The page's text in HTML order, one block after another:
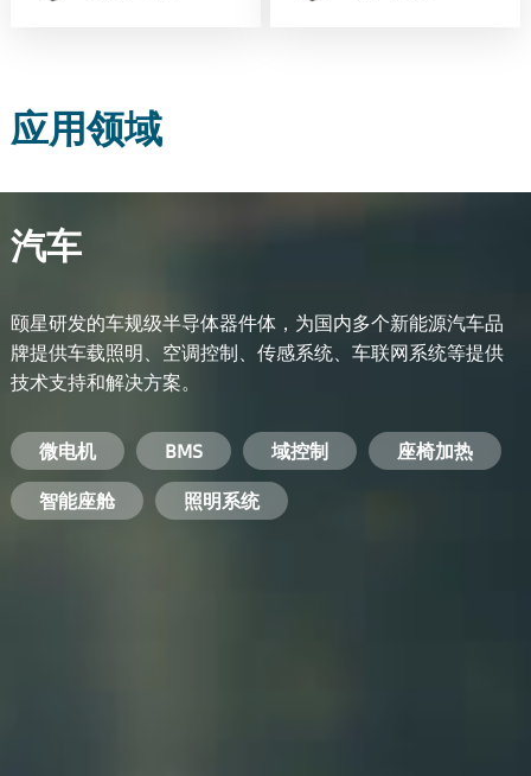
应用领域
汽车
颐星研发的车规级半导体器件体，为国内多个新能源汽车品
牌提供车载照明、空调控制、传感系统、车联网系统等提供
技术支持和解决方案。
微电机 BMS 域控制
座椅加热
智能座舱
照明系统
电池管理系统
储能逆变器
工业电焊机 变频器
电机驱动
安防摄像头
开关电源 手机充电器
服务器电源
PC电源
电脑 手机 基站 机顶盒
智能农业 智能医疗
智能交通
智能家居